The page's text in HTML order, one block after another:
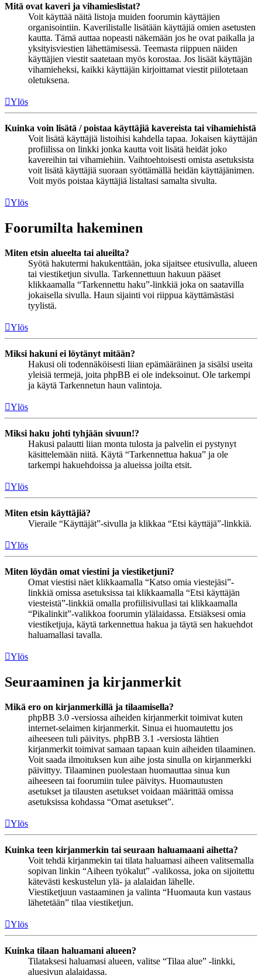
Mitä ovat kaveri ja vihamieslistat?
Voit käyttää näitä listoja muiden foorumin käyttäjien
organisointiin. Kaverilistalle lisätään käyttäjiä omien asetusten
kautta. Tämä auttaa nopeasti näkemään jos he ovat paikalla ja
yksityisviestien lähettämisessä. Teemasta riippuen näiden
käyttäjien viestit saatetaan myös korostaa. Jos lisäät käyttäjän
vihamieheksi, kaikki käyttäjän kirjoittamat viestit piilotetaan
oletuksena.
Ylös
Kuinka voin lisätä / poistaa käyttäjiä kavereista tai vihamiehistä
Voit lisätä käyttäjiä listoihisi kahdella tapaa. Jokaisen käyttäjän
profiilissa on linkki jonka kautta voit lisätä heidät joko
kavereihin tai vihamiehiin. Vaihtoehtoisesti omista asetuksista
voit lisätä käyttäjiä suoraan syöttämällä heidän käyttäjänimen.
Voit myös poistaa käyttäjiä listaltasi samalta sivulta.
Ylös
Foorumilta hakeminen
Miten etsin alueelta tai alueilta?
Syötä hakutermi hakukenttään, joka sijaitsee etusivulla, alueen
tai viestiketjun sivulla. Tarkennettuun hakuun pääset
klikkaamalla “Tarkennettu haku”-linkkiä joka on saatavilla
jokaisella sivulla. Haun sijainti voi riippua käyttämästäsi
tyylistä.
Ylös
Miksi hakuni ei löytänyt mitään?
Hakusi oli todennäköisesti liian epämääräinen ja sisälsi useita
yleisiä termejä, joita phpBB ei ole indeksoinut. Ole tarkempi
ja käytä Tarkennetun haun valintoja.
Ylös
Miksi haku johti tyhjään sivuun!?
Hakusi palautti liian monta tulosta ja palvelin ei pystynyt
käsittelemään niitä. Käytä “Tarkennettua hakua” ja ole
tarkempi hakuehdoissa ja alueissa joilta etsit.
Ylös
Miten etsin käyttäjiä?
Vieraile “Käyttäjät”-sivulla ja klikkaa “Etsi käyttäjä”-linkkiä.
Ylös
Miten löydän omat viestini ja viestiketjuni?
Omat viestisi näet klikkaamalla “Katso omia viestejäsi”-
linkkiä omissa asetuksissa tai klikkaamalla “Etsi käyttäjän
viesteistä”-linkkiä omalla profiilisivullasi tai klikkaamalla
“Pikalinkit”-valikkoa foorumin ylälaidassa. Etsiäksesi omia
viestiketjuja, käytä tarkennettua hakua ja täytä sen hakuehdot
haluamallasi tavalla.
Ylös
Seuraaminen ja kirjanmerkit
Mikä ero on kirjanmerkillä ja tilaamisella?
phpBB 3.0 -versiossa aiheiden kirjanmerkit toimivat kuten
internet-selaimen kirjanmerkit. Sinua ei huomautettu jos
aiheeseen tuli päivitys. phpBB 3.1 -versiosta lähtien
kirjanmerkit toimivat samaan tapaan kuin aiheiden tilaaminen.
Voit saada ilmoituksen kun aihe josta sinulla on kirjanmerkki
päivittyy. Tilaaminen puolestaan huomauttaa sinua kun
aiheeseen tai foorumiin tulee päivitys. Huomautusten
asetukset ja tilausten asetukset voidaan määrittää omissa
asetuksissa kohdassa “Omat asetukset”.
Ylös
Kuinka teen kirjanmerkin tai seuraan haluamaani aihetta?
Voit tehdä kirjanmekin tai tilata haluamasi aiheen valitsemalla
sopivan linkin “Aiheen työkalut” -valikossa, joka on sijoitettu
kätevästi keskustelun ylä- ja alalaidan lähelle.
Viestiketjuun vastaaminen ja valinta “Huomauta kun vastaus
lähetetään” tilaa viestiketjun.
Ylös
Kuinka tilaan haluamani alueen?
Tilataksesi haluamasi alueen, valitse “Tilaa alue” -linkki,
aluesivun alalaidassa.